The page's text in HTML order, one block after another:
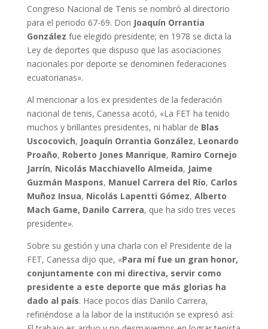
Congreso Nacional de Tenis se nombró al directorio
para el periodo 67-69. Don Joaquín Orrantia
González fue elegido presidente; en 1978 se dicta la
Ley de deportes que dispuso que las asociaciones
nacionales por deporte se denominen federaciones
ecuatorianas».
Al mencionar a los ex presidentes de la federación
nacional de tenis, Canessa acotó, «La FET ha tenido
muchos y brillantes presidentes, ni hablar de Blas
Uscocovich, Joaquín Orrantia González, Leonardo
Proaño, Roberto Jones Manrique, Ramiro Cornejo
Jarrín, Nicolás Macchiavello Almeida, Jaime
Guzmán Maspons, Manuel Carrera del Río, Carlos
Muñoz Insua, Nicolás Lapentti Gómez, Alberto
Mach Game, Danilo Carrera, que ha sido tres veces
presidente».
Sobre su gestión y una charla con el Presidente de la
FET, Canessa dijo que, «Para mí fue un gran honor,
conjuntamente con mi directiva, servir como
presidente a este deporte que más glorias ha
dado al país. Hace pocos días Danilo Carrera,
refiriéndose a la labor de la institución se expresó así: